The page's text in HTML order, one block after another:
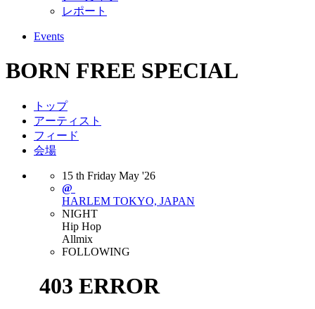
レポート
Events
BORN FREE SPECIAL
トップ
アーティスト
フィード
会場
15 th Friday May '26
@
HARLEM TOKYO, JAPAN
NIGHT
Hip Hop
Allmix
FOLLOWING